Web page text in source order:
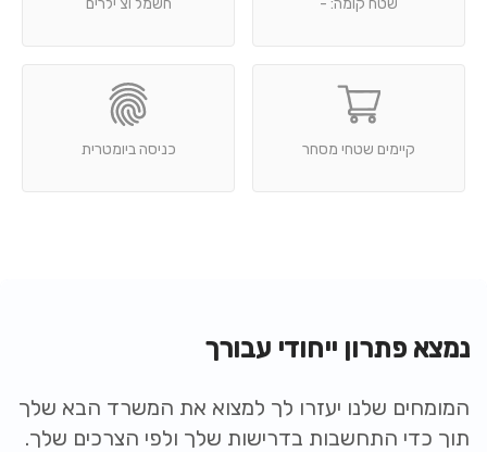
שטח קומה: - חשמל וצ'ילרים
קיימים שטחי מסחר כניסה ביומטרית
נמצא פתרון ייחודי עבורך
המומחים שלנו יעזרו לך למצוא את המשרד הבא שלך
תוך כדי התחשבות בדרישות שלך ולפי הצרכים שלך.